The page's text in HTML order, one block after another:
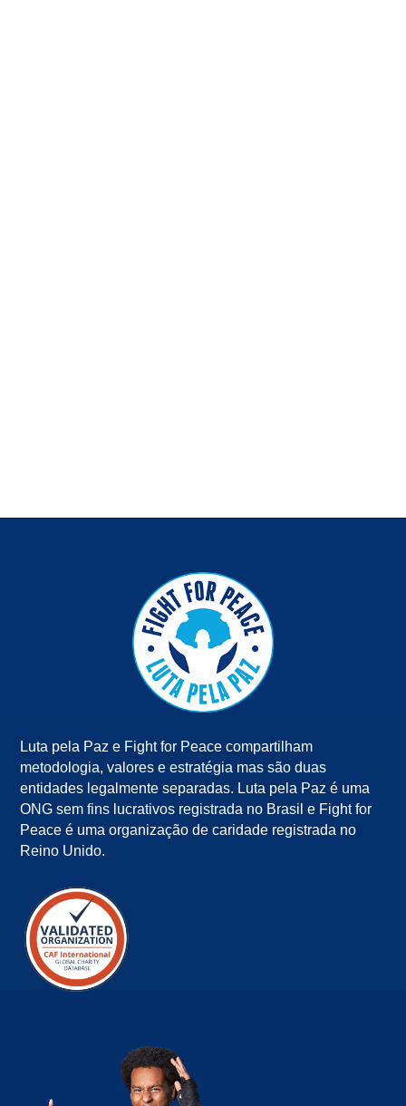
Luta pela Paz e Fight for Peace compartilham
metodologia, valores e estratégia mas são duas
entidades legalmente separadas. Luta pela Paz é uma
ONG sem fins lucrativos registrada no Brasil e Fight for
Peace é uma organização de caridade registrada no
Reino Unido.